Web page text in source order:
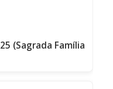
(Sagrada Família